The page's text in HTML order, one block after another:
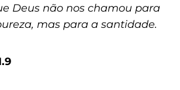
Deus não nos chamou para
mas para a santidade.